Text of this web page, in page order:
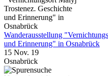
Wanderausstellung
und Erinnerung" in Osnabrück
15 Nov. 19
Osnabrück